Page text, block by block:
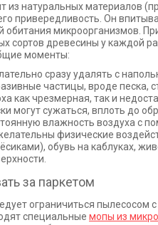
из натуральных материалов
привередливость. Он
обитания микроорганизмов.
сортов древесины у каждой
моменты:
сразу удалять с
частицы, вроде песка,
как чрезмерная, так и
могут сужаться, вплоть до
влажность воздуха с
физические
обувь на каблуках,
за паркетом
ограничиться
специальные мопы из